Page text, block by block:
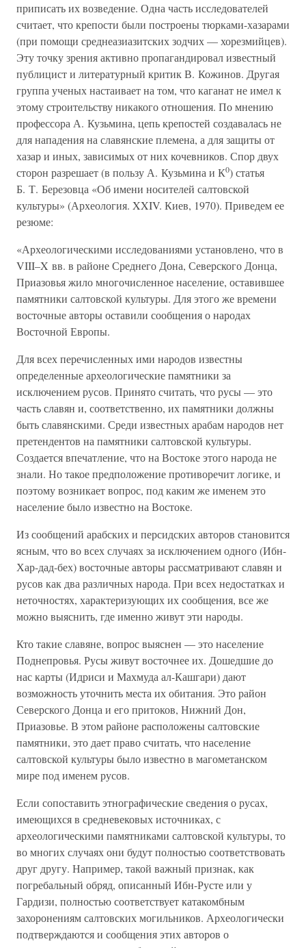
приписать их возведение. Одна часть исследователей
считает, что крепости были построены тюрками-хазарами
(при помощи среднеазиазитских зодчих — хорезмийцев).
Эту точку зрения активно пропагандировал известный
публицист и литературный критик В. Кожинов. Другая
группа ученых настаивает на том, что каганат не имел к
этому строительству никакого отношения. По мнению
профессора А. Кузьмина, цепь крепостей создавалась не
для нападения на славянские племена, а для защиты от
хазар и иных, зависимых от них кочевников. Спор двух
сторон разрешает (в пользу А. Кузьмина и К0) статья
Б. Т. Березовца «Об имени носителей салтовской
культуры» (Археология. XXIV. Киев, 1970). Приведем ее
резюме:
«Археологическими исследованиями установлено, что в
VIII–X вв. в районе Среднего Дона, Северского Донца,
Приазовья жило многочисленное население, оставившее
памятники салтовской культуры. Для этого же времени
восточные авторы оставили сообщения о народах
Восточной Европы.
Для всех перечисленных ими народов известны
определенные археологические памятники за
исключением русов. Принято считать, что русы — это
часть славян и, соответственно, их памятники должны
быть славянскими. Среди известных арабам народов нет
претендентов на памятники салтовской культуры.
Создается впечатление, что на Востоке этого народа не
знали. Но такое предположение противоречит логике, и
поэтому возникает вопрос, под каким же именем это
население было известно на Востоке.
Из сообщений арабских и персидских авторов становится
ясным, что во всех случаях за исключением одного (Ибн-
Хар-дад-бех) восточные авторы рассматривают славян и
русов как два различных народа. При всех недостатках и
неточностях, характеризующих их сообщения, все же
можно выяснить, где именно живут эти народы.
Кто такие славяне, вопрос выяснен — это население
Поднепровья. Русы живут восточнее их. Дошедшие до
нас карты (Идриси и Махмуда ал-Кашгари) дают
возможность уточнить места их обитания. Это район
Северского Донца и его притоков, Нижний Дон,
Приазовье. В этом районе расположены салтовские
памятники, это дает право считать, что население
салтовской культуры было известно в магометанском
мире под именем русов.
Если сопоставить этнографические сведения о русах,
имеющихся в средневековых источниках, с
археологическими памятниками салтовской культуры, то
во многих случаях они будут полностью соответствовать
друг другу. Например, такой важный признак, как
погребальный обряд, описанный Ибн-Русте или у
Гардизи, полностью соответствует катакомбным
захоронениям салтовских могильников. Археологически
подтверждаются и сообщения этих авторов о